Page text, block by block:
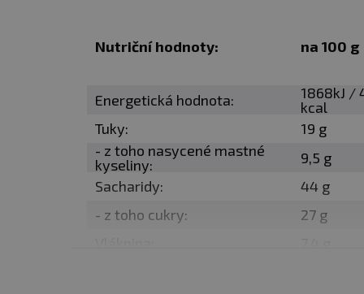
1) Do většího hrnečku
2) Zalijeme 60 ml vody a
3) Dáme do mikrovlnky
4) Necháme 2-3 minuty
5) Podáváme například s
Nutriční hodnoty: na 100 g
Energetická hodnota:
1868kJ /
kcal
Tuky:
19 g
- z toho nasycené mastné
kyseliny:
9,5 g
Sacharidy:
44 g
- z toho cukry:
27 g